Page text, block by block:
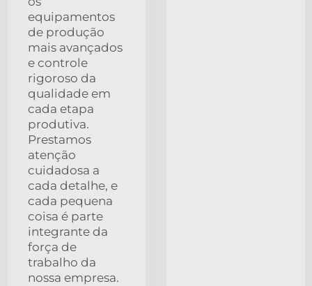
equipamentos
de produção
mais avançados
e controle
rigoroso da
qualidade em
cada etapa
produtiva.
Prestamos
atenção
cuidadosa a
cada detalhe, e
cada pequena
coisa é parte
integrante da
força de
trabalho da
nossa empresa.